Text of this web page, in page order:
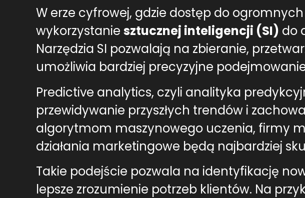
W erze cyfrowej, gdzie dostęp do
wykorzystanie sztucznej inteligencji (SI) do
Narzędzia SI pozwalają na zbieranie,
umożliwia bardziej precyzyjne
Predictive analytics, czyli analityka
przewidywanie przyszłych trendów i
algorytmom maszynowego uczenia, firmy
działania marketingowe będą najbardziej
Takie podejście pozwala na identyfikację
lepsze zrozumienie potrzeb klientów. Na